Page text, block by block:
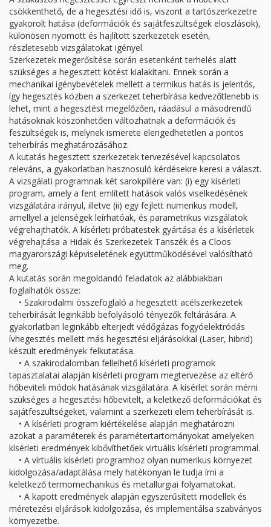
csökkenthető, de a hegesztési idő is, viszont a tartószerkezetre
gyakorolt hatása (deformációk és sajátfeszültségek eloszlások),
különösen nyomott és hajlított szerkezetek esetén,
részletesebb vizsgálatokat igényel.
Szerkezetek megerősítése során esetenként terhelés alatt
szükséges a hegesztett kötést kialakítani. Ennek során a
mechanikai igénybevételek mellett a termikus hatás is jelentős,
így hegesztés közben a szerkezet teherbírása kedvezőtlenebb is
lehet, mint a hegesztést megelőzően, ráadásul a másodrendű
hatásoknak köszönhetően változhatnak a deformációk és
feszültségek is, melynek ismerete elengedhetetlen a pontos
teherbírás meghatározásához.
A kutatás hegesztett szerkezetek tervezésével kapcsolatos
releváns, a gyakorlatban hasznosuló kérdésekre keresi a választ.
A vizsgálati programnak két sarokpillére van: (i) egy kísérleti
program, amely a fent említett hatások valós viselkedésének
vizsgálatára irányul, illetve (ii) egy fejlett numerikus modell,
amellyel a jelenségek leírhatóak, és parametrikus vizsgálatok
végrehajthatók. A kísérleti próbatestek gyártása és a kísérletek
végrehajtása a Hidak és Szerkezetek Tanszék és a Cloos
magyarországi képviseletének együttműködésével valósítható
meg.
A kutatás során megoldandó feladatok az alábbiakban
foglalhatók össze:
• Szakirodalmi összefoglaló a hegesztett acélszerkezetek
teherbírását leginkább befolyásoló tényezők feltárására. A
gyakorlatban leginkább elterjedt védőgázas fogyóelektródás
ívhegesztés mellett más hegesztési eljárásokkal (Laser, hibrid)
készült eredmények felkutatása.
• A szakirodalomban fellelhető kísérleti programok
tapasztalatai alapján kísérleti program megtervezése az eltérő
hőbeviteli módok hatásának vizsgálatára. A kísérlet során mérni
szükséges a hegesztési hőbevitelt, a keletkező deformációkat és
sajátfeszültségeket, valamint a szerkezeti elem teherbírását is.
• A kísérleti program kiértékelése alapján meghatározni
azokat a paraméterek és paramétertartományokat amelyeken
kísérleti eredmények kibővíthetőek virtuális kísérleti programmal.
• A vírtuális kísérleti programhoz olyan numerikus környezet
kidolgozása/adaptálása mely hatékonyan le tudja írni a
keletkező termomechanikus és metallurgiai folyamatokat.
• A kapott eredmények alapján egyszerűsített modellek és
méretezési eljárások kidolgozása, és implementálsa szabványos
környezetbe.